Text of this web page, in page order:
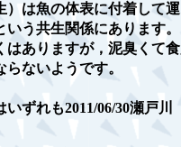
）は魚の体表に付着して
いう共生関係にあります。
はありますが，泥臭くて食
らないようです。
いずれも2011/06/30瀬戸川